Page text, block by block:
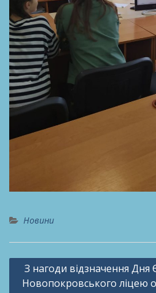
Новини
Навігація
записів
З нагоди відзначення Дня
Новопокровського ліцею